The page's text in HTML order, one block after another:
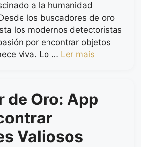
a la humanidad
los buscadores de oro
los modernos detectoristas
por encontrar objetos
viva. Lo … Ler mais
de Oro: App
Valiosos